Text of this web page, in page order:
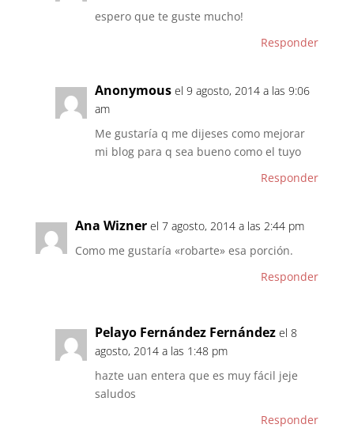
espero que te guste mucho!
Responder
Anonymous el 9 agosto, 2014 a las 9:06
am
Me gustaría q me dijeses como mejorar
mi blog para q sea bueno como el tuyo
Responder
Ana Wizner el 7 agosto, 2014 a las 2:44 pm
Como me gustaría «robarte» esa porción.
Responder
Pelayo Fernández Fernández el 8
agosto, 2014 a las 1:48 pm
hazte uan entera que es muy fácil jeje
saludos
Responder